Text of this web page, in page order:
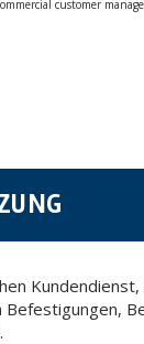
customer
(GDPR) 2016.
together with a